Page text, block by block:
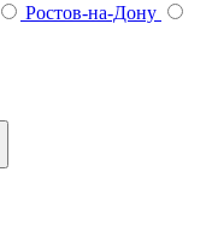
Ростов-на-Дону